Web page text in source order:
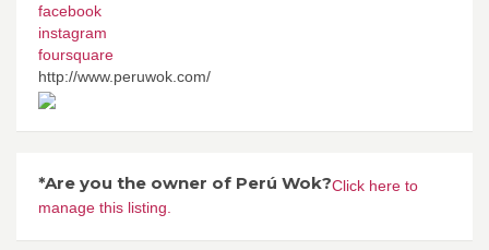
facebook
instagram
foursquare
http://www.peruwok.com/
*Are you the owner of Perú Wok?Click here to
manage this listing.